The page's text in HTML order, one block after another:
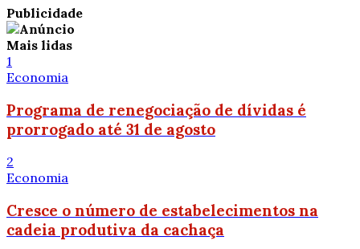
Publicidade
Mais lidas
1
Economia
Programa de renegociação de dívidas é
prorrogado até 31 de agosto
2
Economia
Cresce o número de estabelecimentos na
cadeia produtiva da cachaça